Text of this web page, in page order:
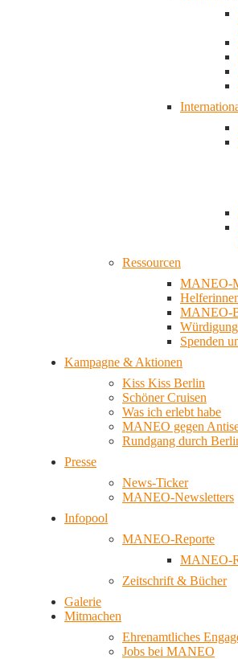
Ressourcen
MANEO-
MANEO-
Spenden
Kampagne & Aktionen
Kiss Kiss Berlin
Schöner Cruisen
Was ich erlebt habe
MANEO gegen
Rundgang durch
Presse
News-Ticker
MANEO-Newsletters
Infopool
MANEO-Reporte
MANEO-
Zeitschrift & Bücher
Galerie
Mitmachen
Ehrenamtliches
Jobs bei MANEO